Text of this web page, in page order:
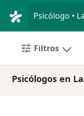
Filtros
Psicólogos en